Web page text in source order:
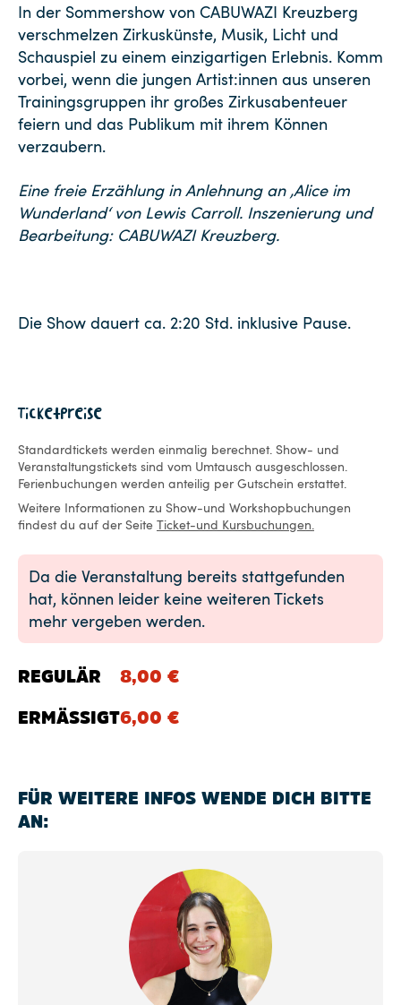
In der Sommershow von CABUWAZI Kreuzberg
verschmelzen Zirkuskünste, Musik, Licht und
Schauspiel zu einem einzigartigen Erlebnis. Komm
vorbei, wenn die jungen Artist:innen aus unseren
Trainingsgruppen ihr großes Zirkusabenteuer
feiern und das Publikum mit ihrem Können
verzaubern.
Eine freie Erzählung in Anlehnung an ‚Alice im
Wunderland‘ von Lewis Carroll. Inszenierung und
Bearbeitung: CABUWAZI Kreuzberg.
Die Show dauert ca. 2:20 Std. inklusive Pause.
FÜR WEITERE INFOS WENDE DICH BITTE
AN:
Ticketpreise
Standardtickets werden einmalig berechnet. Show- und
Veranstaltungstickets sind vom Umtausch ausgeschlossen.
Ferienbuchungen werden anteilig per Gutschein erstattet.
Weitere Informationen zu Show-und Workshopbuchungen
findest du auf der Seite Ticket-und Kursbuchungen.
Da die Veranstaltung bereits stattgefunden
hat, können leider keine weiteren Tickets
mehr vergeben werden.
REGULÄR 8,00 €
ERMÄSSIGT 6,00 €